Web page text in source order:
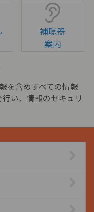
補聴器
案内
を含めすべての情報
い、情報のセキュリ